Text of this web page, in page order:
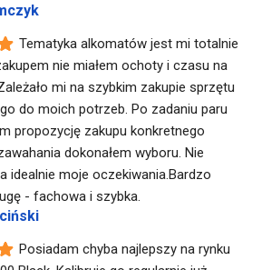
Tematyka alkomatów jest mi totalnie
nie miałem ochoty i czasu na
mi na szybkim zakupie sprzętu
do moich potrzeb. Po zadaniu paru
propozycję zakupu konkretnego
dokonałem wyboru. Nie
idealnie moje oczekiwania.Bardzo
- fachowa i szybka.
Posiadam chyba najlepszy na rynku